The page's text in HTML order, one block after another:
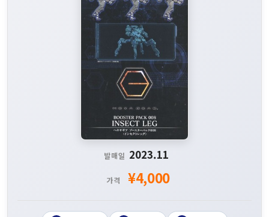
발매일 2023.11
가격 ¥4,000